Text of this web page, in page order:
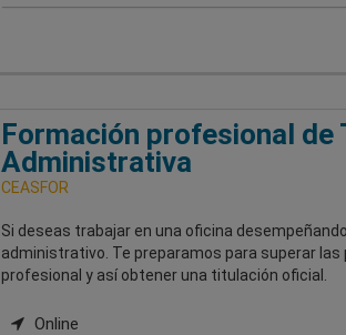
Formación profesional de
Administrativa
CEASFOR
Si deseas trabajar en una oficina
administrativo. Te preparamos para superar
profesional y así obtener una titulación oficial.
Online